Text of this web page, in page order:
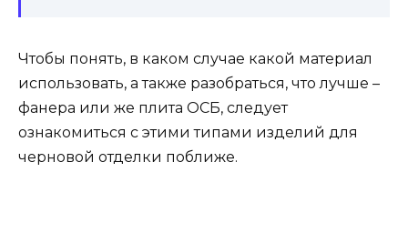
Чтобы понять, в каком случае какой материал
использовать, а также разобраться, что лучше –
фанера или же плита ОСБ, следует
ознакомиться с этими типами изделий для
черновой отделки поближе.